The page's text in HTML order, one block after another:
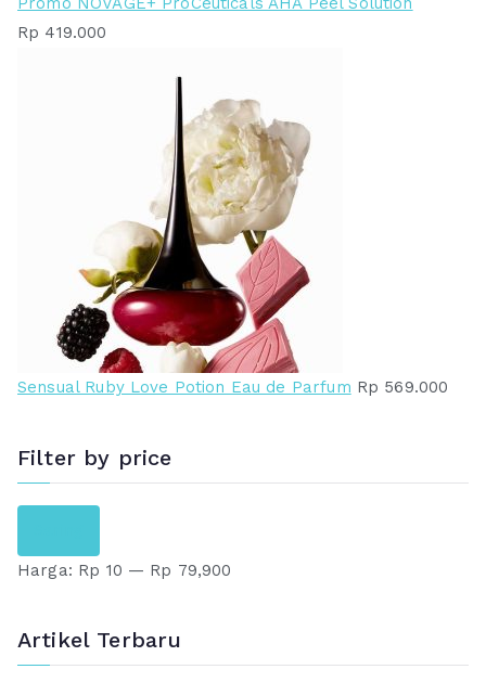
Rp 419.000
Sensual Ruby Love Potion Eau de Parfum Rp 569.000
Filter by price
r
a
t
r
a
t
Harga: Rp 10 — Rp 79,900
Artikel Terbaru